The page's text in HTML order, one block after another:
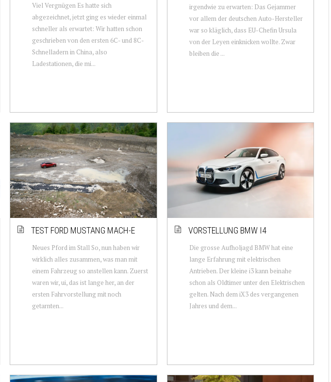
Viel Vergnügen Es hatte sich
abgezeichnet, jetzt ging es wieder einmal
schneller als erwartet: Wir hatten schon
geschrieben von den ersten 6C- und 8C-
Schnelladern in China, also
Ladestationen, die mi...
irgendwie zu erwarten: Das Gejammer
vor allem der deutschen Auto-Hersteller
war so kläglich, dass EU-Chefin Ursula
von der Leyen einknicken wollte. Zwar
bleiben die ...
TEST FORD MUSTANG MACH-E
Neues Pford im Stall So, nun haben wir
wirklich alles zusammen, was man mit
einem Fahrzeug so anstellen kann. Zuerst
waren wir, ui, das ist lange her, an der
ersten Fahrvorstellung mit noch
getarnten...
VORSTELLUNG BMW I4
Die grosse Aufholjagd BMW hat eine
lange Erfahrung mit elektrischen
Antrieben. Der kleine i3 kann beinahe
schon als Oldtimer unter den Elektrischen
gelten. Nach dem iX3 des vergangenen
Jahres und dem...